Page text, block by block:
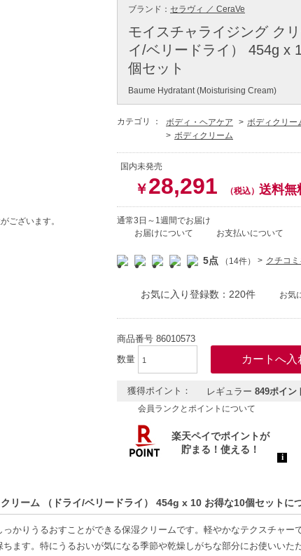
ございます。
ブランド： セラヴィ ／ CeraVe
モイスチャライジング ク
イ/ベリードライ） 454g x
個セット
Baume Hydratant (Moisturising Cream)
カテゴリ ： ボディ・ヘアケア
ボディクリー
ボディクリーム
国内未発売
￥28,291 （税込） 送料無
通常3日～1週間でお届け
お届けについて
お支払いについて
5点 （14件） クチコ
お気に入り登録数：220件 お気
商品番号 86010573
数量
獲得ポイント： レギュラー 849ポイン
会員ランクとポイントについて
リーム （ドライ/ベリードライ） 454g x 10 お得な10個セットに
かりうるおすことができる保湿クリームです。軽やかなテクスチャー
ます。特にうるおいが気になる季節や乾燥しがちな部分にお使いいた